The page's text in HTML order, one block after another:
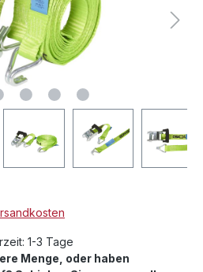
1-3 Tage
Menge, oder haben